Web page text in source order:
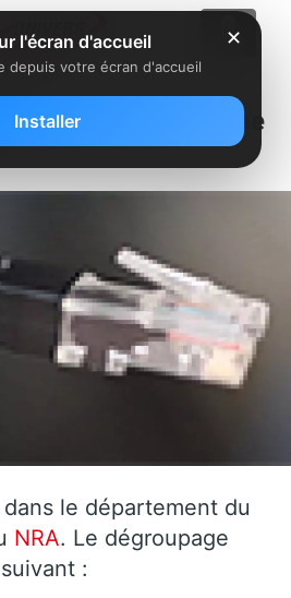
dégroupé par Free
le département du
NRA. Le dégroupage
suivant :
✕
l'écran d'accueil
depuis votre écran d'accueil
Installer